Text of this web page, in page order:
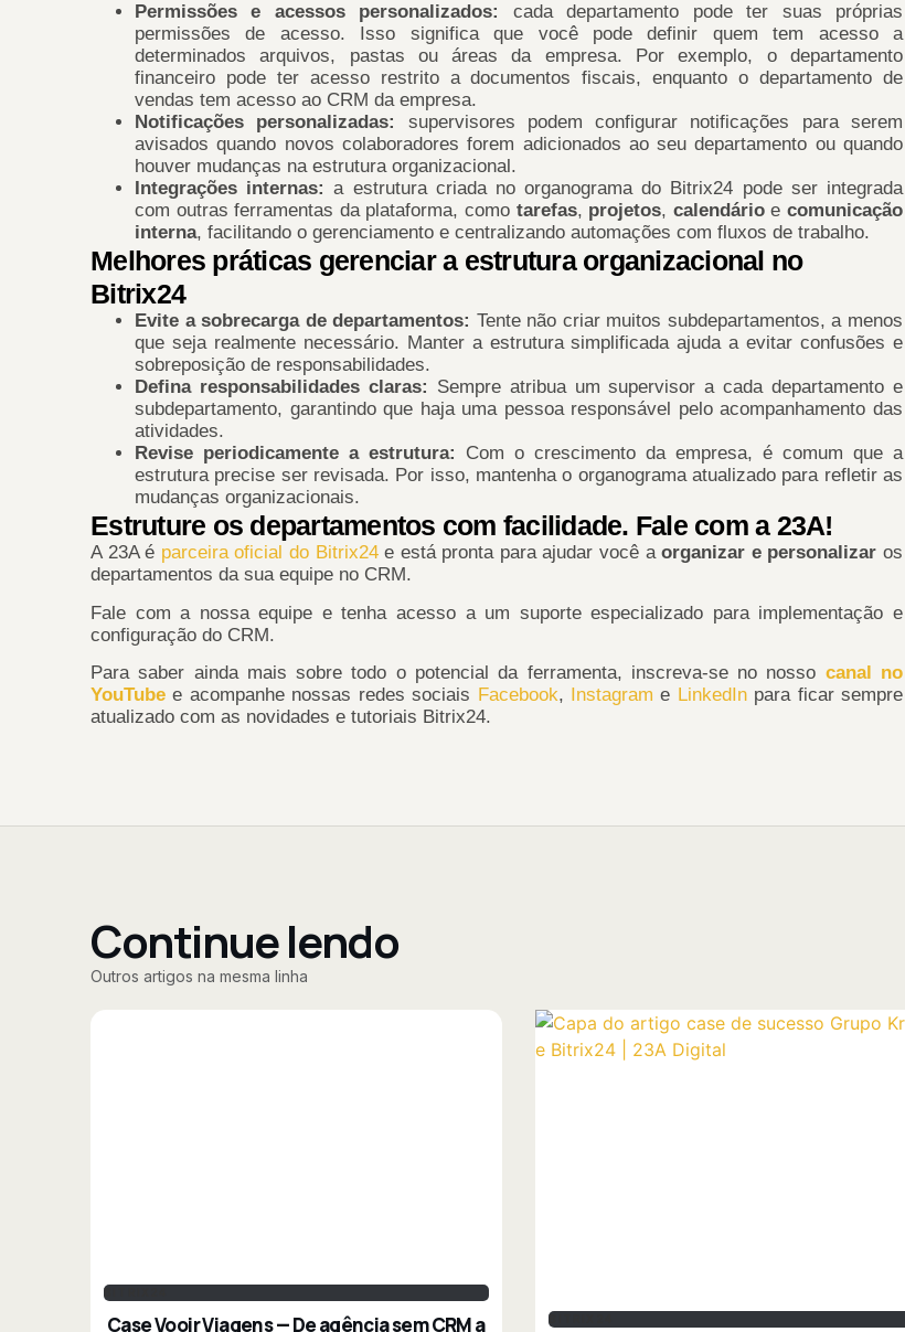
Permissões e acessos personalizados: cada departamento pode ter suas próprias
permissões de acesso. Isso significa que você pode definir quem tem acesso a
determinados arquivos, pastas ou áreas da empresa. Por exemplo, o departamento
financeiro pode ter acesso restrito a documentos fiscais, enquanto o departamento de
vendas tem acesso ao CRM da empresa.
Notificações personalizadas: supervisores podem configurar notificações para serem
avisados quando novos colaboradores forem adicionados ao seu departamento ou quando
houver mudanças na estrutura organizacional.
Integrações internas:a estrutura criada no organograma do Bitrix24 pode ser integrada
com outras ferramentas da plataforma, como tarefas, projetos, calendárioecomunicação
interna, facilitando o gerenciamento e centralizando automações com fluxos de trabalho.
Melhores práticas gerenciar a estrutura organizacional no
Bitrix24
Evite a sobrecarga de departamentos: Tente não criar muitos subdepartamentos, a menos
que seja realmente necessário. Manter a estrutura simplificada ajuda a evitar confusões e
sobreposição de responsabilidades.
Defina responsabilidades claras: Sempre atribua um supervisor a cada departamento e
subdepartamento, garantindo que haja uma pessoa responsável pelo acompanhamento das
atividades.
Revise periodicamente a estrutura:
Com o crescimento da empresa, é comum que a
estrutura precise ser revisada. Por isso, mantenha o organograma atualizado para refletir as
mudanças organizacionais.
Estruture os departamentos com facilidade. Fale com a 23A!
A 23A é parceira oficial do Bitrix24e está pronta para ajudar você aorganizar e personalizar os
departamentos da sua equipe no CRM.
Fale com a nossa equipe e tenha acesso a um suporte especializado para implementação e
configuração do CRM.
Para saber ainda mais sobre todo o potencial da ferramenta, inscreva-se no nosso canal no
YouTube e acompanhe nossas redes sociais Facebook, Instagram e LinkedInpara ficar sempre
atualizado com as novidades e tutoriais Bitrix24.
Continue lendo
Outros artigos na mesma linha
BITRIX24
Case Vooir Viagens — De agência sem CRM a BITRIX24